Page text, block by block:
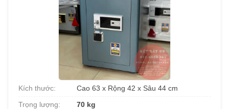
Kích thước:
Cao 63 x Rộng 42 x Sâu 44 cm
Trọng lượng:
70 kg